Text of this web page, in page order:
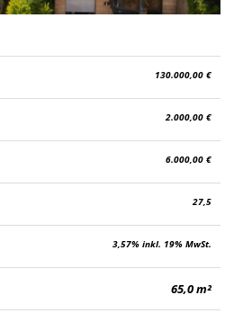
130.000,00 €
2.000,00 €
6.000,00 €
27,5
3,57% inkl. 19% MwSt.
65,0 m²